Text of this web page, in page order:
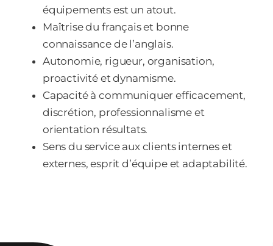
équipements est un atout.
Maîtrise du français et bonne
connaissance de l’anglais.
Autonomie, rigueur, organisation,
proactivité et dynamisme.
Capacité à communiquer efficacement,
discrétion, professionnalisme et
orientation résultats.
Sens du service aux clients internes et
externes, esprit d’équipe et adaptabilité.